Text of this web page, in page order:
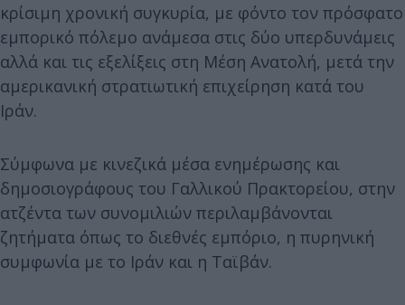
κρίσιμη χρονική συγκυρία, με φόντο τον πρόσφατο
εμπορικό πόλεμο ανάμεσα στις δύο υπερδυνάμεις
αλλά και τις εξελίξεις στη Μέση Ανατολή, μετά την
αμερικανική στρατιωτική επιχείρηση κατά του
Ιράν.
Σύμφωνα με κινεζικά μέσα ενημέρωσης και
δημοσιογράφους του Γαλλικού Πρακτορείου, στην
ατζέντα των συνομιλιών περιλαμβάνονται
ζητήματα όπως το διεθνές εμπόριο, η πυρηνική
συμφωνία με το Ιράν και η Ταϊβάν.